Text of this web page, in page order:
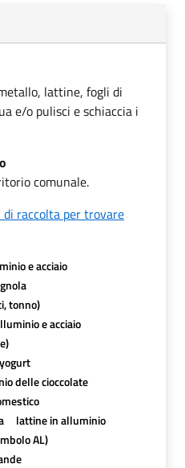
lattine, fogli di
e/o pulisci e schiaccia i
comunale.
raccolta per trovare
e acciaio
tonno)
e acciaio
delle cioccolate
lattine in alluminio
AL)